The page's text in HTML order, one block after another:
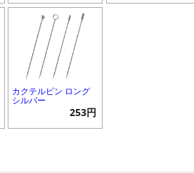
カクテルピン ロング
シルバー
253円